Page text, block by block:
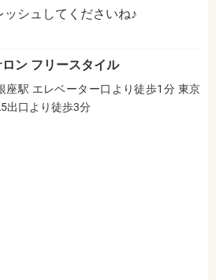
シュしてくださいね♪
ン フリースタイル
座駅 エレベーター口より徒歩1分 東京
出口より徒歩3分